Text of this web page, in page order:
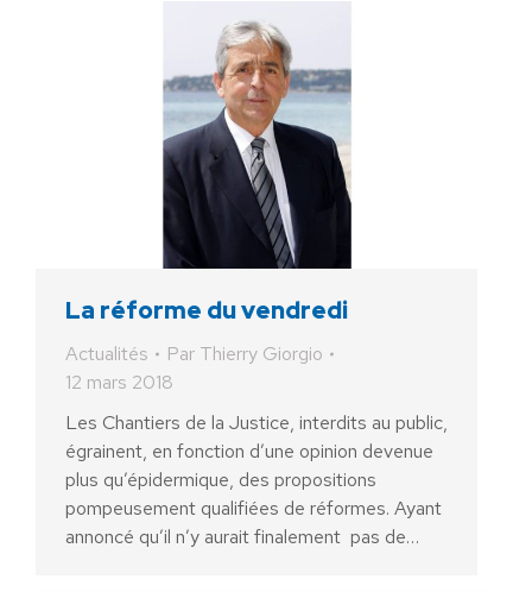
La réforme du vendredi
Actualités Par Thierry Giorgio
12 mars 2018
Les Chantiers de la Justice, interdits au public,
égrainent, en fonction d’une opinion devenue
plus qu’épidermique, des propositions
pompeusement qualifiées de réformes. Ayant
annoncé qu’il n’y aurait finalement pas de…